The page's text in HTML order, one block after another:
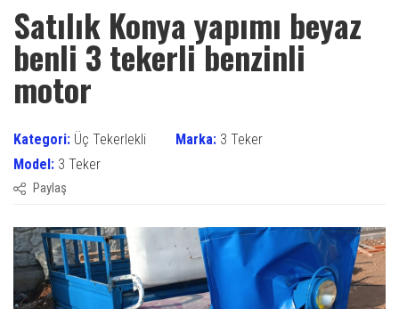
Satılık Konya yapımı beyaz
benli 3 tekerli benzinli
motor
Kategori: Üç Tekerlekli Marka: 3 Teker
Model: 3 Teker
Paylaş